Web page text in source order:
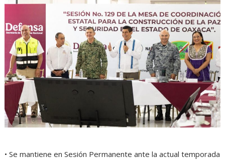
• Se mantiene en Sesión Permanente ante la actual temporada